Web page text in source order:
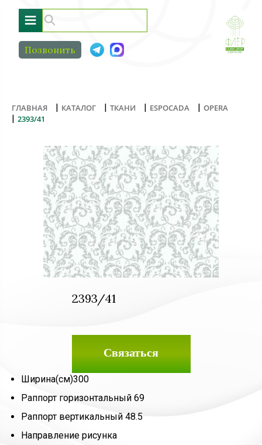
≡
Позвонить
ГЛАВНАЯ | КАТАЛОГ | ТКАНИ | ESPOCADA | OPERA
| 2393/41
2393/41
Связаться
Ширина(см)300
Раппорт горизонтальный 69
Раппорт вертикальный 48.5
Направление рисунка